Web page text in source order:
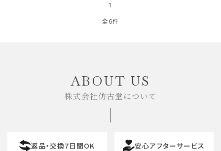
1
全6件
ABOUT US
株式会社仿古堂について
返品・交換7日間OK 安心アフターサービス